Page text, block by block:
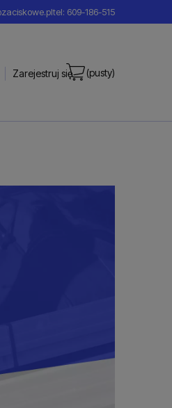
tel: 609-186-515
Zarejestruj się (pusty)